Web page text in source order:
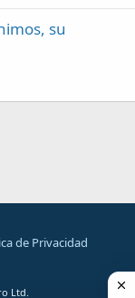
su
de Privacidad
Ltd.